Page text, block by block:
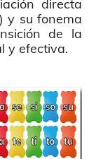
directa
y su fonema
de la
y efectiva.